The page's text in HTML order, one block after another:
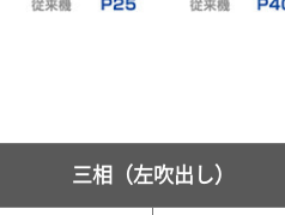
三相（左吹出し）